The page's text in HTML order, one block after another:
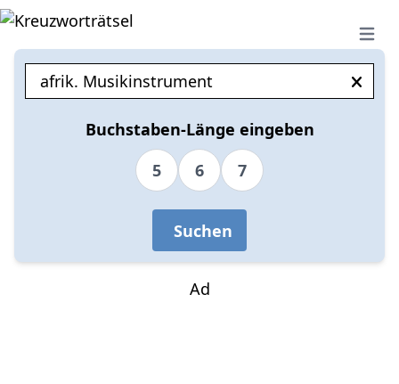
Open
Buchstaben-Länge eingeben
5
6 7
Suchen
Ad